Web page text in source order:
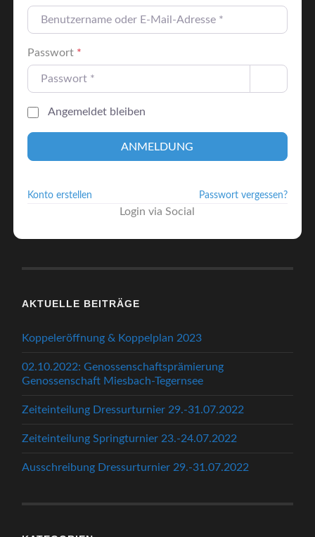
Passwort *
Angemeldet bleiben
ANMELDUNG
Konto erstellen Passwort vergessen?
Login via Social
AKTUELLE BEITRÄGE
Koppeleröffnung & Koppelplan 2023
02.10.2022: Genossenschaftsprämierung
Genossenschaft Miesbach-Tegernsee
Zeiteinteilung Dressurturnier 29.-31.07.2022
Zeiteinteilung Springturnier 23.-24.07.2022
Ausschreibung Dressurturnier 29.-31.07.2022